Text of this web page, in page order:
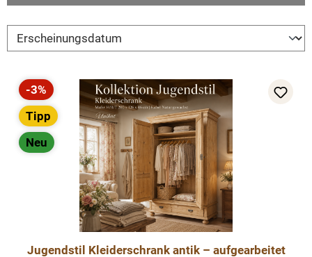
Rabatt
-3%
Tipp
Neu
Jugendstil Kleiderschrank antik – aufgearbeitet